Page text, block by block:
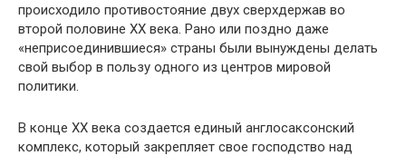
происходило противостояние двух сверхдержав во
второй половине XX века. Рано или поздно даже
«неприсоединившиеся» страны были вынуждены делать
свой выбор в пользу одного из центров мировой
политики.
В конце XX века создается единый англосаксонский
комплекс, который закрепляет свое господство над